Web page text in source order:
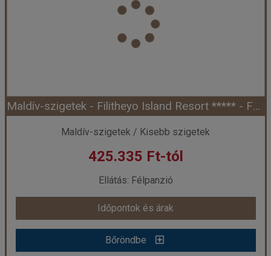
Lhaviyani Atoll
Utazás módja:
Egyénileg
Reggeli
Szálláskategória: Hotel *****
Mabin beach villa, 2 felnőtt
Időpont: 2026-10-01 | 7 éj
már 423.018 Ft-tól
Időpontok és árak
Bőröndbe
Maldív-szigetek - Filitheyo Island Resort ***** - Faafu Atoll (Egyéni) *****
Maldív-szigetek / Kisebb szigetek
425.335 Ft-tól
Ellátás: Félpanzió
Időpontok és árak
Bőröndbe